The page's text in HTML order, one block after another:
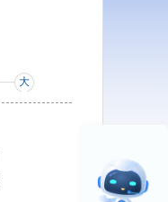
大